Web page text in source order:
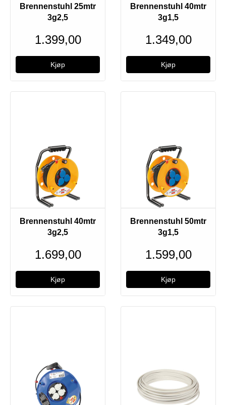
Brennenstuhl 25mtr
3g2,5
1.399,00
Brennenstuhl 40mtr
3g1,5
1.349,00
Brennenstuhl 40mtr
3g2,5
1.699,00
Brennenstuhl 50mtr
3g1,5
1.599,00